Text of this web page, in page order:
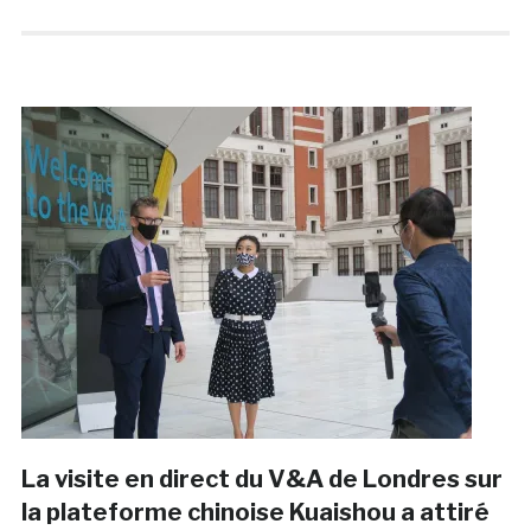
La visite en direct du V&A de Londres sur
la plateforme chinoise Kuaishou a attiré